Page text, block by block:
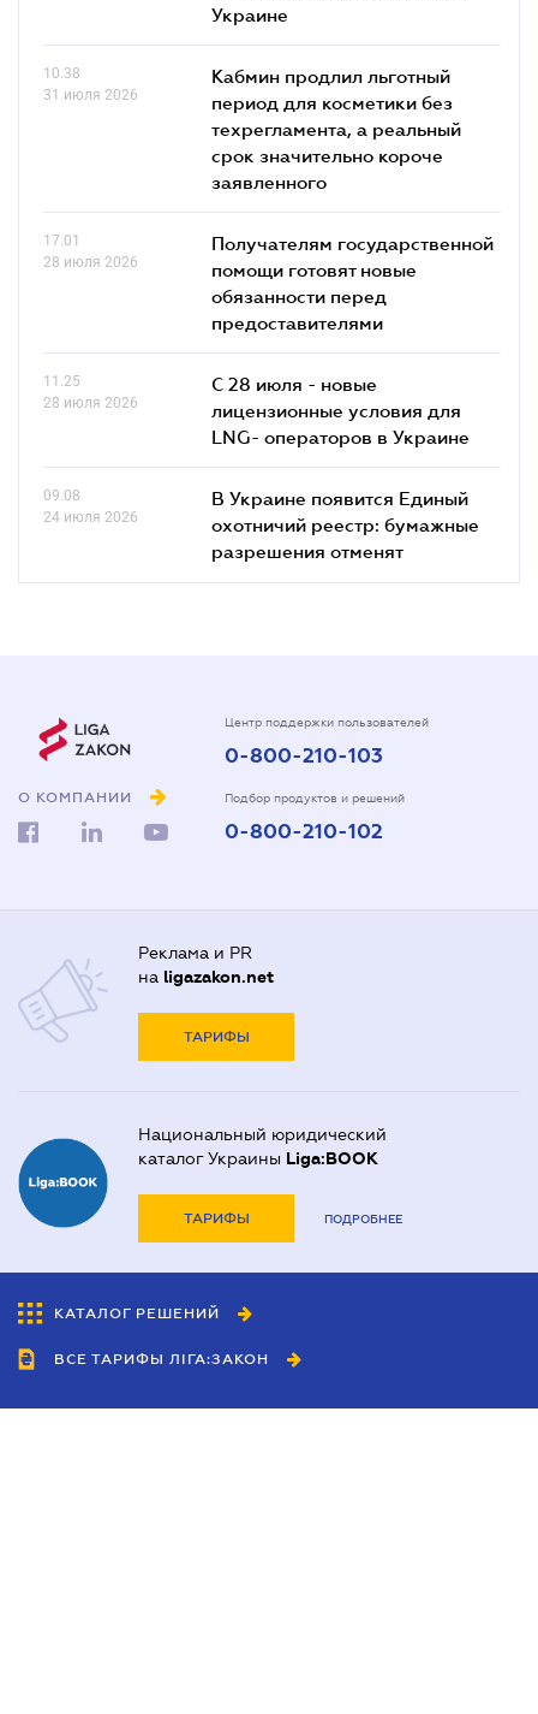
Украине
10.38
31 июля 2026
Кабмин продлил льготный
период для косметики без
техрегламента, а реальный
срок значительно короче
заявленного
17.01
28 июля 2026
Получателям государственной
помощи готовят новые
обязанности перед
предоставителями
11.25
28 июля 2026
С 28 июля - новые
лицензионные условия для
LNG- операторов в Украине
09.08
24 июля 2026
В Украине появится Единый
охотничий реестр: бумажные
разрешения отменят
О КОМПАНИИ
Центр поддержки пользователей
0-800-210-103
Подбор продуктов и решений
0-800-210-102
Реклама и PR
на ligazakon.net
ТАРИФЫ
Национальный юридический
каталог Украины Liga:BOOK
ТАРИФЫ ПОДРОБНЕЕ
КАТАЛОГ РЕШЕНИЙ
ВСЕ ТАРИФЫ ЛІГА:ЗАКОН